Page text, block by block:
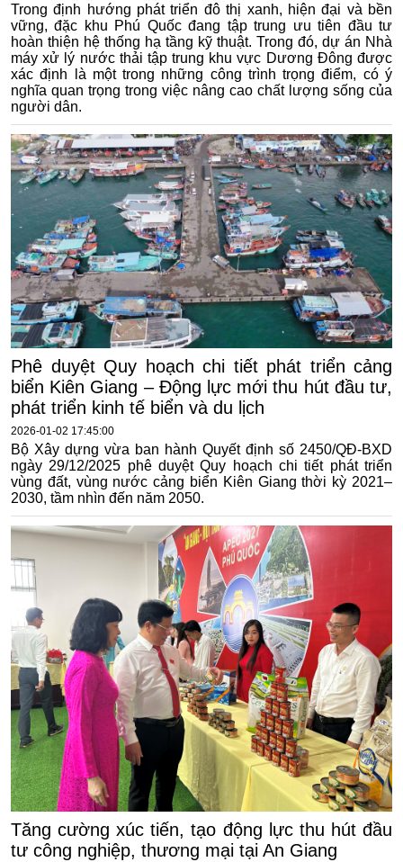
Trong định hướng phát triển đô thị xanh, hiện đại và bền
vững, đặc khu Phú Quốc đang tập trung ưu tiên đầu tư
hoàn thiện hệ thống hạ tầng kỹ thuật. Trong đó, dự án Nhà
máy xử lý nước thải tập trung khu vực Dương Đông được
xác định là một trong những công trình trọng điểm, có ý
nghĩa quan trọng trong việc nâng cao chất lượng sống của
người dân.
Phê duyệt Quy hoạch chi tiết phát triển cảng
biển Kiên Giang – Động lực mới thu hút đầu tư,
phát triển kinh tế biển và du lịch
2026-01-02 17:45:00
Bộ Xây dựng vừa ban hành Quyết định số 2450/QĐ-BXD
ngày 29/12/2025 phê duyệt Quy hoạch chi tiết phát triển
vùng đất, vùng nước cảng biển Kiên Giang thời kỳ 2021–
2030, tầm nhìn đến năm 2050.
Tăng cường xúc tiến, tạo động lực thu hút đầu
tư công nghiệp, thương mại tại An Giang